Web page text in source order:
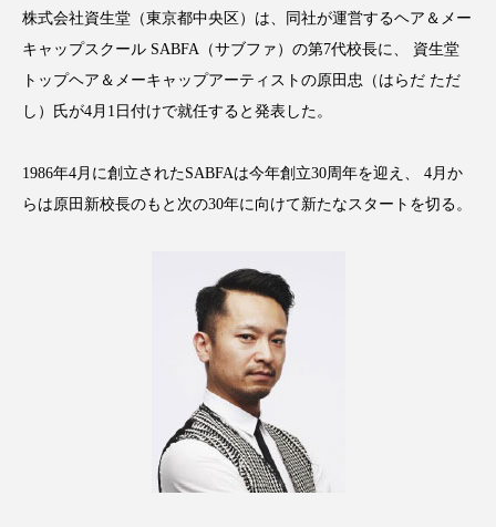
インナービューティーアワード2025受賞商品
ウェアラブルデバイス ウェルネス
ウェルビーイング エイジングケア
オーガニック オゾン
カウンセリング
ガジェット
クレンジング
ケーススタディ
コグニティブヘルス コスト削減
株式会社資生堂（東京都中央区）は、同社が運営するヘア＆メー
キャップスクール SABFA（サブファ）の第7代校長に、 資生堂
トップヘア＆メーキャップアーティストの原田忠（はらだ ただ
し）氏が4月1日付けで就任すると発表した。
1986年4月に創立されたSABFAは今年創立30周年を迎え、 4月か
らは原田新校長のもと次の30年に向けて新たなスタートを切る。